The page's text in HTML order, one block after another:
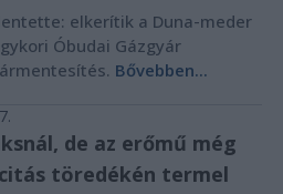
elkerítik a Duna-meder
Óbudai Gázgyár
Bővebben...
de az erőmű még
töredékén termel